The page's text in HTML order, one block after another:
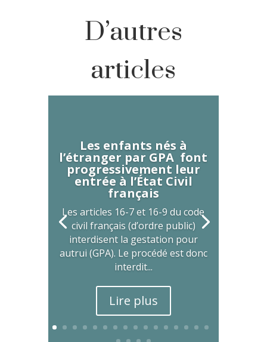
D’autres
articles
Les enfants nés à
l’étranger par GPA font
progressivement leur
entrée à l’État Civil
français
Les articles 16-7 et 16-9 du code
civil français (d’ordre public)
interdisent la gestation pour
autrui (GPA). Le procédé est donc
interdit...
Lire plus